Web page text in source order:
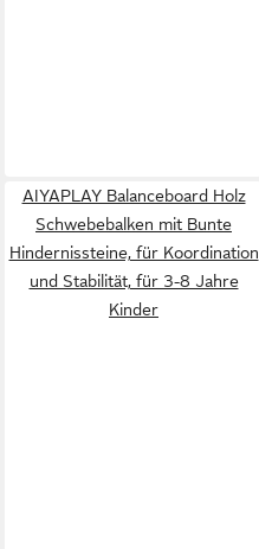
AIYAPLAY Balanceboard Holz
Schwebebalken mit Bunte
Hindernissteine, für Koordination
und Stabilität, für 3-8 Jahre
Kinder